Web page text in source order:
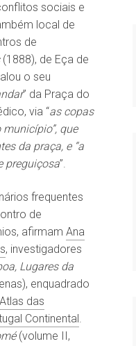
sociais e
local de
de
(1888), de Eça de
o seu
” da Praça do
via “as copas
que
da praça, e “a
preguiçosa”.
frequentes
de
afirmam Ana
, investigadores
Lugares da
enquadrado
Atlas das
Continental .
(volume II,